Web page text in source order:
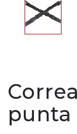
punta